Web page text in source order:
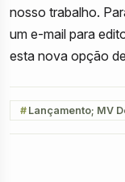
nosso trabalho.
um e-mail para
esta nova opção
Lançamento; MV